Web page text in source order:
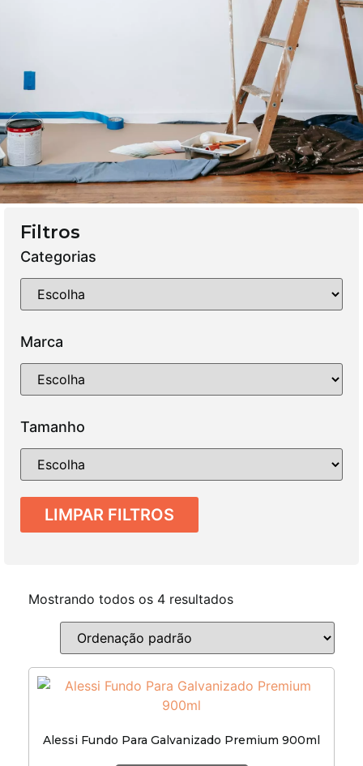
Filtros
Categorias
Marca
Tamanho
LIMPAR FILTROS
Mostrando todos os 4 resultados
Alessi Fundo Para Galvanizado Premium 900ml